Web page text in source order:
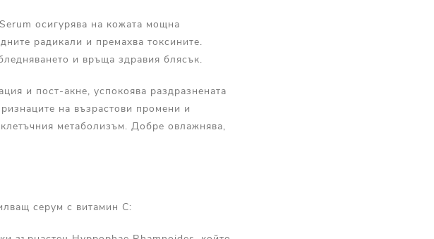
осигурява на кожата мощна
радикали и премахва токсините.
и връща здравия блясък.
и пост-акне, успокоява раздразнената
на възрастови промени и
метаболизъм. Добре овлажнява,
серум с витамин С: